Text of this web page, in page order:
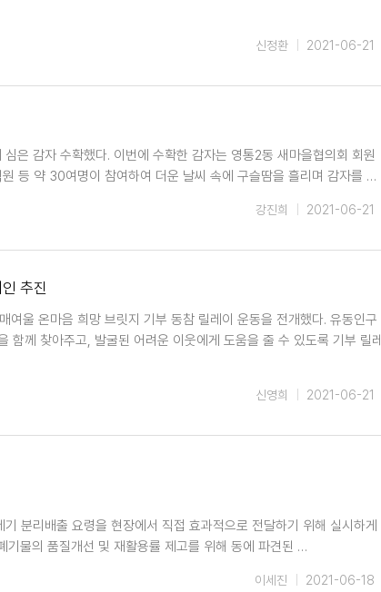
2021-06-21
신정환
은 감자 수확했다. 이번에 수확한 감자는 영통2동 새마을협의회 회원
등 약 30여명이 참여하여 더운 날씨 속에 구슬땀을 흘리며 감자를 …
2021-06-21
강진희
추진
울 온마음 희망 브릿지 기부 동참 릴레이 운동을 전개했다. 유동인구
함께 찾아주고, 발굴된 어려운 이웃에게 도움을 줄 수 있도록 기부 릴레
2021-06-21
신영희
분리배출 요령을 현장에서 직접 효과적으로 전달하기 위해 실시하게
기물의 품질개선 및 재활용률 제고를 위해 동에 파견된 …
2021-06-18
이세진